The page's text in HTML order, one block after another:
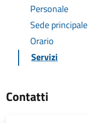
Personale
Sede principale
Orario
Servizi
Contatti